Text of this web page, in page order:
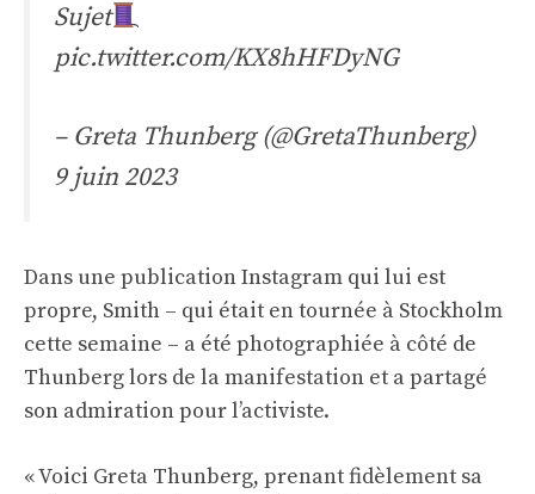
Sujet
pic.twitter.com/KX8hHFDyNG
– Greta Thunberg (@GretaThunberg)
9 juin 2023
Dans une publication Instagram qui lui est
propre, Smith – qui était en tournée à Stockholm
cette semaine – a été photographiée à côté de
Thunberg lors de la manifestation et a partagé
son admiration pour l’activiste.
« Voici Greta Thunberg, prenant fidèlement sa